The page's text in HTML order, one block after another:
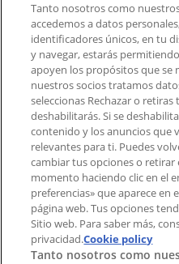
Contacto comercial y
Tienda mal colocada
Notificar un folleto
¿Encontraste un
aplicación?
Índices
Marcas
Marcas locales
Negocios
Negocios cercanos
Tanto nosotros como
accedemos a datos
identificadores únicos, en tu
y navegar, estarás
apoyen los propósitos que se
nuestros socios tratamos
seleccionas Rechazar o
deshabilitarás. Si se
contenido y los anuncios que
relevantes para ti. Puedes
cambiar tus opciones o
momento haciendo clic en el
preferencias» que aparece en
página web. Tus opciones
Sitio web. Para saber más,
privacidad.Cookie policy
Tanto nosotros como